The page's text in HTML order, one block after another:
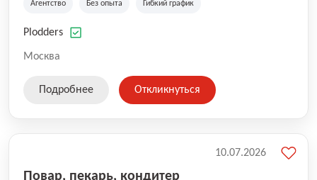
на рынке аутсорсинга, а накопленный опыт позволяют
оказываемых услуг.
Агентство Без опыта Гибкий график
Plodders
Москва
Подробнее Откликнуться
Повар, пекарь, кондитер
10.07.2026